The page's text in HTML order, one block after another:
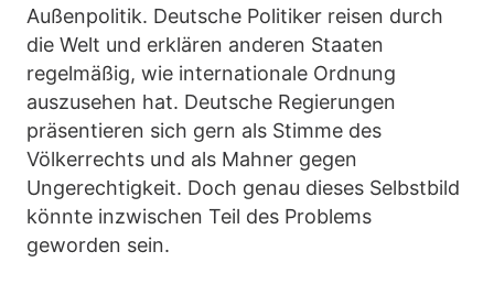
Außenpolitik. Deutsche Politiker reisen durch
die Welt und erklären anderen Staaten
regelmäßig, wie internationale Ordnung
auszusehen hat. Deutsche Regierungen
präsentieren sich gern als Stimme des
Völkerrechts und als Mahner gegen
Ungerechtigkeit. Doch genau dieses Selbstbild
könnte inzwischen Teil des Problems
geworden sein.